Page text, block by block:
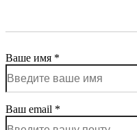
Ваше имя *
Ваш email *